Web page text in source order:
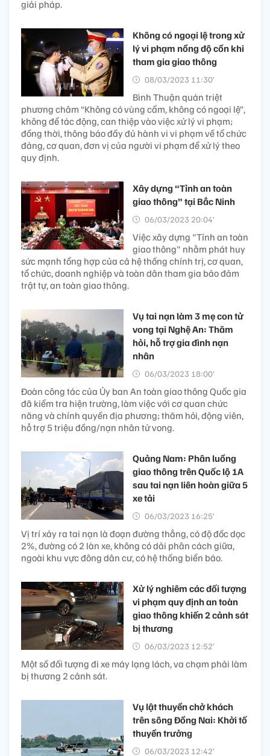
giải pháp.
Không có ngoại lệ trong xử
lý vi phạm nồng độ cồn khi
tham gia giao thông
08/03/2023 11:30’
Bình Thuận quán triệt
phương châm “Không có vùng cẩm, không có ngoại lệ”,
không để tác động, can thiệp vào việc xử lý vi phạm;
đồng thời, thông báo đầy đủ hành vi vi phạm về tổ chức
đảng, cơ quan, đơn vị của người vi phạm để xử lý theo
quy định.
Xây dựng “Tỉnh an toàn
giao thông” tại Bắc Ninh
06/03/2023 20:04’
Việc xây dựng "Tỉnh an toàn
giao thông" nhằm phát huy
sức mạnh tổng hợp của cả hệ thống chính trị, cơ quan,
tổ chức, doanh nghiệp và toàn dân tham gia bảo đảm
trật tự, an toàn giao thông.
Vụ tai nạn làm 3 mẹ con tử
vong tại Nghệ An: Thăm
hỏi, hỗ trợ gia đình nạn
nhân
06/03/2023 18:00’
Đoàn công tác của Ủy ban An toàn giao thông Quốc gia
đã kiểm tra hiện trường, làm việc với cơ quan chức
năng và chính quyền địa phương; thăm hỏi, động viên,
hỗ trợ 5 triệu đồng/nạn nhân tử vong.
Quảng Nam: Phân luồng
giao thông trên Quốc lộ 1A
sau tai nạn liên hoàn giữa 5
xe tải
06/03/2023 16:25’
Vị trí xảy ra tai nạn là đoạn đường thẳng, có độ đốc dọc
2%, đường có 2 làn xe, không có dải phân cách giữa,
ngoài khu vực đông dân cư, có hệ thống biển báo.
Xử lý nghiêm các đối tượng
vi phạm quy định an toàn
giao thông khiến 2 cảnh sát
bị thương
06/03/2023 12:52’
Một số đối tượng đi xe máy lạng lách, va chạm phải làm
bị thương 2 cảnh sát.
Vụ lật thuyền chở khách
trên sông Đồng Nai: Khởi tố
thuyền trưởng
06/03/2023 12:42’